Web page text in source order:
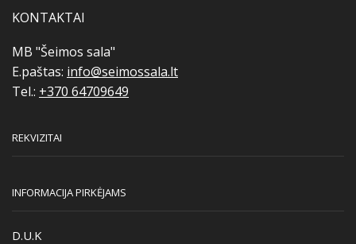
KONTAKTAI
MB "Šeimos sala"
E.paštas: info@seimossala.lt
Tel.: +370 64709649
REKVIZITAI
INFORMACIJA PIRKĖJAMS
D.U.K